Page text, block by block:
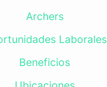
Archers
Laborales
Beneficios